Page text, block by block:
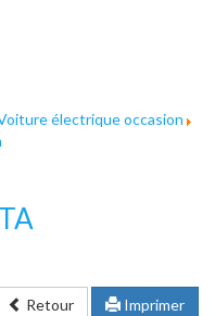
électrique occasion
Retour Imprimer